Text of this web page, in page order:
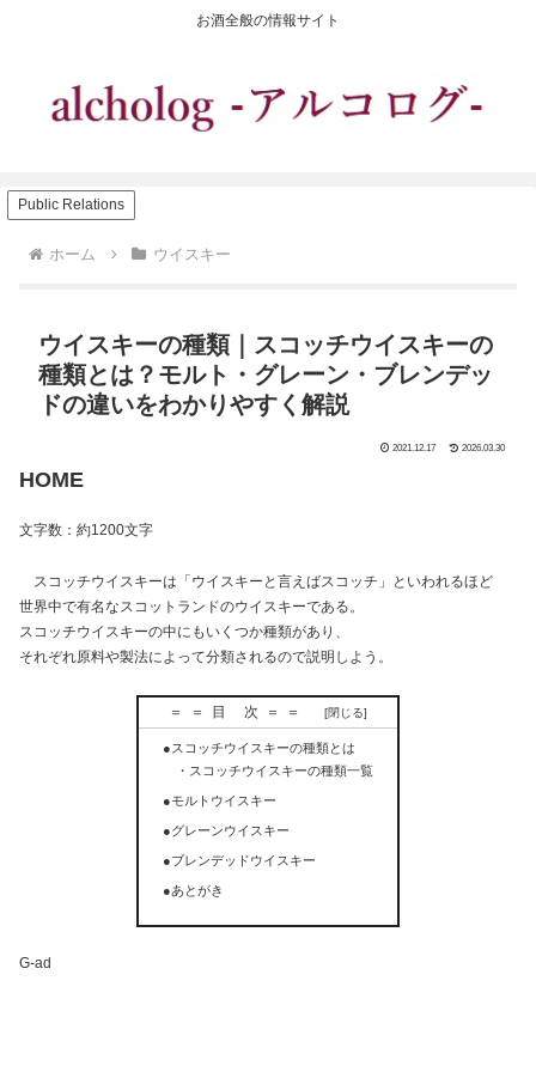
お酒全般の情報サイト
Public Relations
ホーム ウイスキー
ウイスキーの種類｜スコッチウイスキーの
種類とは？モルト・グレーン・ブレンデッ
ドの違いをわかりやすく解説
2021.12.17 2026.03.30
HOME
文字数：約1200文字
スコッチウイスキーは「ウイスキーと言えばスコッチ」といわれるほど
世界中で有名なスコットランドのウイスキーである。
スコッチウイスキーの中にもいくつか種類があり、
それぞれ原料や製法によって分類されるので説明しよう。
＝＝目 次＝＝
●スコッチウイスキーの種類とは
・スコッチウイスキーの種類一覧
●モルトウイスキー
●グレーンウイスキー
●ブレンデッドウイスキー
●あとがき
G-ad